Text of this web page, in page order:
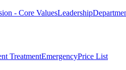
- Core ValuesLeadership
TreatmentEmergencyPrice List